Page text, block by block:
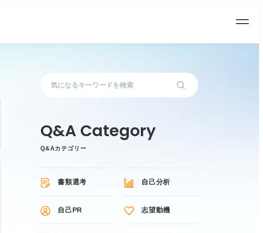
Q&Aカテゴリー
書類選考 自己分析
自己PR 志望動機